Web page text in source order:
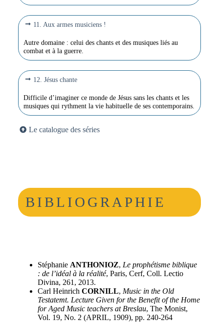
11. Aux armes musiciens !
Autre domaine : celui des chants et des musiques liés au
combat et à la guerre.
12. Jésus chante
Difficile d’imaginer ce monde de Jésus sans les chants et les
musiques qui rythment la vie habituelle de ses contemporains.
Le catalogue des séries
BIBLIOGRAPHIE
Stéphanie ANTHONIOZ, Le prophétisme biblique
: de l’idéal à la réalité, Paris, Cerf, Coll. Lectio
Divina, 261, 2013.
Carl Heinrich CORNILL, Music in the Old
Testatemt. Lecture Given for the Benefit of the Home
for Aged Music teachers at Breslau, The Monist,
Vol. 19, No. 2 (APRIL, 1909), pp. 240-264